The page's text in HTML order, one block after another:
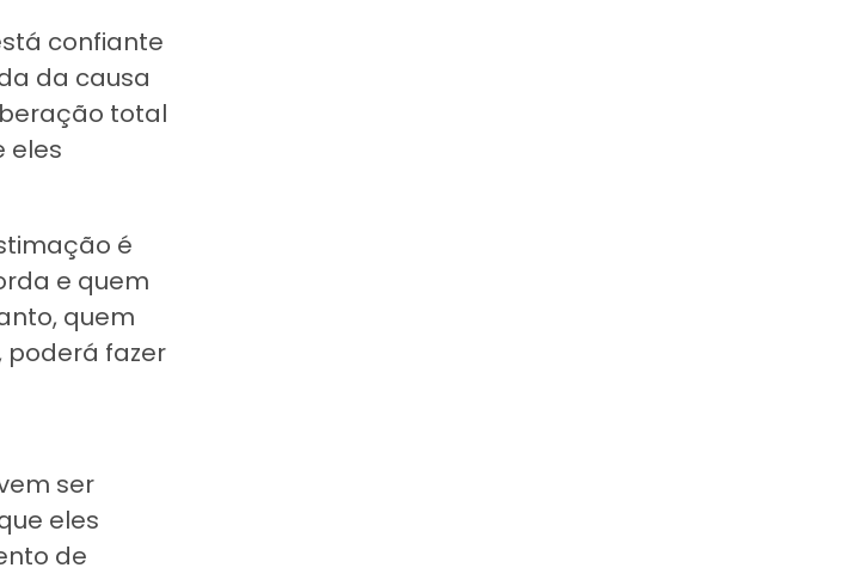
confiante
da causa
total
eles
é
e quem
quem
poderá fazer
ser
eles
de